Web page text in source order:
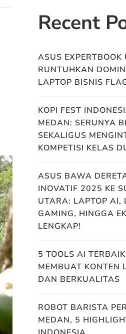
Recent
ASUS EXPERTBOOK
RUNTUHKAN
LAPTOP BISNIS
KOPI FEST
MEDAN: SERUNYA
SEKALIGUS
KOMPETISI KELAS
ASUS BAWA
INOVATIF 2025 KE
UTARA: LAPTOP AI,
GAMING, HINGGA
LENGKAP!
5 TOOLS AI
MEMBUAT KONTEN
DAN BERKUALITAS
ROBOT BARISTA
MEDAN, 5